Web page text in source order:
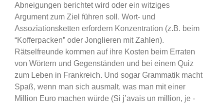
Abneigungen berichtet wird oder ein witziges
Argument zum Ziel führen soll. Wort- und
Assoziationsketten erfordern Konzentration (z.B. beim
“Kofferpacken” oder Jonglieren mit Zahlen).
Rätselfreunde kommen auf ihre Kosten beim Erraten
von Wörtern und Gegenständen und bei einem Quiz
zum Leben in Frankreich. Und sogar Grammatik macht
Spaß, wenn man sich ausmalt, was man mit einer
Million Euro machen würde (Si j’avais un million, je -